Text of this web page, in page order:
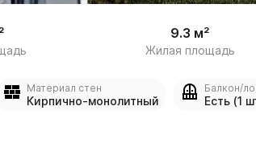
9.3 м²
Жилая площадь
Материал стен
Кирпично-монолитный
Балкон/
Есть (1